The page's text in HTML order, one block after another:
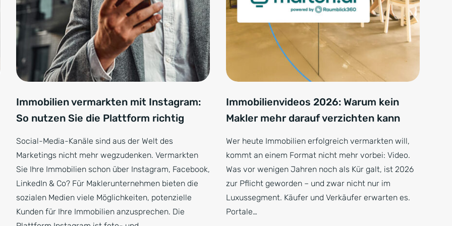
Immobilien vermarkten mit Instagram:
So nutzen Sie die Plattform richtig
Social-Media-Kanäle sind aus der Welt des
Marketings nicht mehr wegzudenken. Vermarkten
Sie Ihre Immobilien schon über Instagram, Facebook,
LinkedIn & Co? Für Maklerunternehmen bieten die
sozialen Medien viele Möglichkeiten, potenzielle
Kunden für Ihre Immobilien anzusprechen. Die
Immobilienvideos 2026: Warum kein
Makler mehr darauf verzichten kann
Wer heute Immobilien erfolgreich vermarkten will,
kommt an einem Format nicht mehr vorbei: Video.
Was vor wenigen Jahren noch als Kür galt, ist 2026
zur Pflicht geworden – und zwar nicht nur im
Luxussegment. Käufer und Verkäufer erwarten es.
Portale…